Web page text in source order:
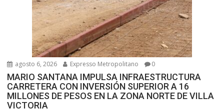
agosto 6, 2026 Expresso Metropolitano 0
MARIO SANTANA IMPULSA INFRAESTRUCTURA
CARRETERA CON INVERSIÓN SUPERIOR A 16
MILLONES DE PESOS EN LA ZONA NORTE DE VILLA
VICTORIA